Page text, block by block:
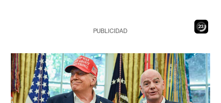
21
PUBLICIDAD